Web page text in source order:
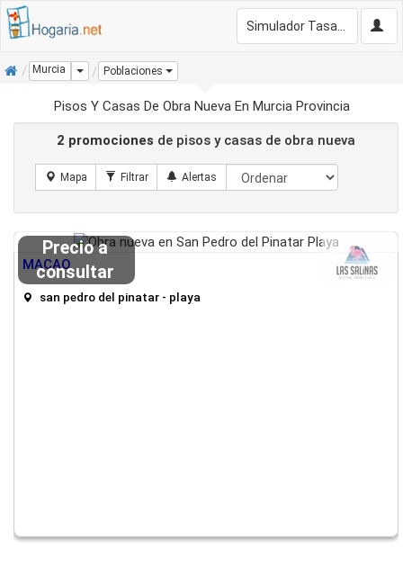
InicioMurcia Dropdown
Poblaciones
Pisos Y Casas De Obra Nueva En Murcia Provincia
2 promociones de pisos y casas de obra nueva
Precio a
consultar
MACAO
san pedro del pinatar - playa